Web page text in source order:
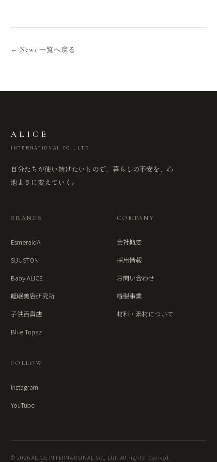
← News 一覧へ戻る
ALICE
INTERNATIONAL CO., LTD
自分たちが使い続けたいもので、暮らしの不安を、心
地よさに変えていく。
BRANDS
EsmeraldA
SUUSTON
Baby ALICE
睡眠美容研究所
子供百貨店
Blue Topaz
COMPANY
会社概要
採用情報
お問い合わせ
縫製事業
材料・素材について
FOLLOW
Instagram
YouTube
© 2026 ALICE INTERNATIONAL Co., Ltd. All rights reserved.